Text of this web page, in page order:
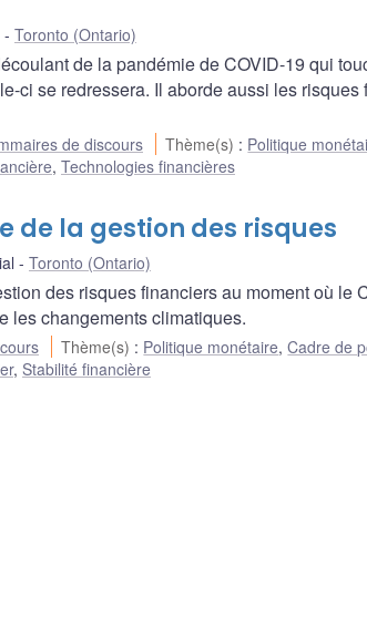
Toronto (Ontario)
de la pandémie de COVID-19 qui
ci se redressera. Il aborde aussi les risques
de discours Thème(s) : Politique
, Technologies financières
de la gestion des risques
Toronto (Ontario)
des risques financiers au moment où le
les changements climatiques.
Thème(s) : Politique monétaire,Cadre de
, Stabilité financière